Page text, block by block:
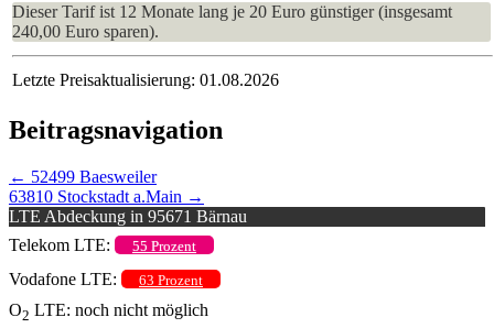
Dieser Tarif ist 12 Monate lang je 20 Euro günstiger (insgesamt
240,00 Euro sparen).
Letzte Preisaktualisierung: 01.08.2026
Beitragsnavigation
← 52499 Baesweiler
63810 Stockstadt a.Main →
LTE Abdeckung in 95671 Bärnau
Telekom LTE:
55 Prozent
Vodafone LTE: 63 Prozent
O2 LTE: noch nicht möglich